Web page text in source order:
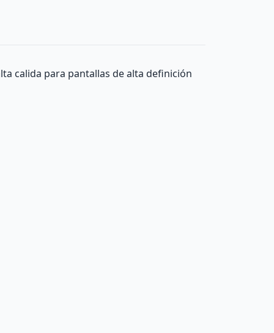
calida para pantallas de alta definición